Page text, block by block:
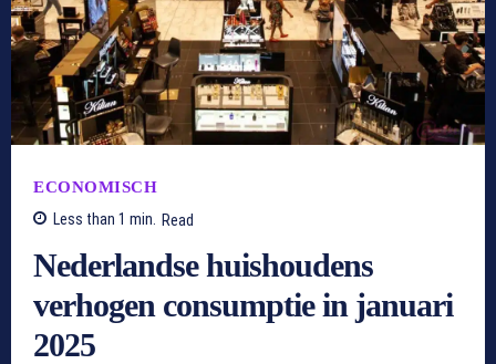
ECONOMISCH
Less than 1 min. Read
Nederlandse huishoudens
verhogen consumptie in januari
2025